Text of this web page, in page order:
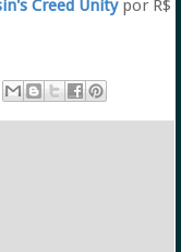
Creed Unitypor R$